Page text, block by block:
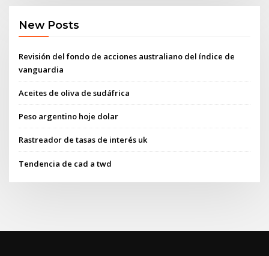
New Posts
Revisión del fondo de acciones australiano del índice de
vanguardia
Aceites de oliva de sudáfrica
Peso argentino hoje dolar
Rastreador de tasas de interés uk
Tendencia de cad a twd